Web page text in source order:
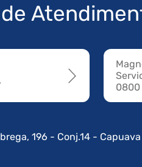
0800
196 - Conj.14 -